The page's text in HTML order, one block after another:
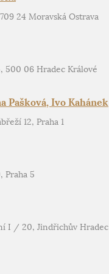
24 Moravská Ostrava
500 06 Hradec Králové
Pašková, Ivo Kahánek
12, Praha 1
Praha 5
I / 20, Jindřichův Hradec